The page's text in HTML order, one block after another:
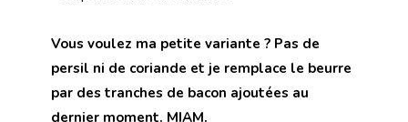
Vous voulez ma petite variante ? Pas de
persil ni de coriande et je remplace le beurre
par des tranches de bacon ajoutées au
dernier moment. MIAM.